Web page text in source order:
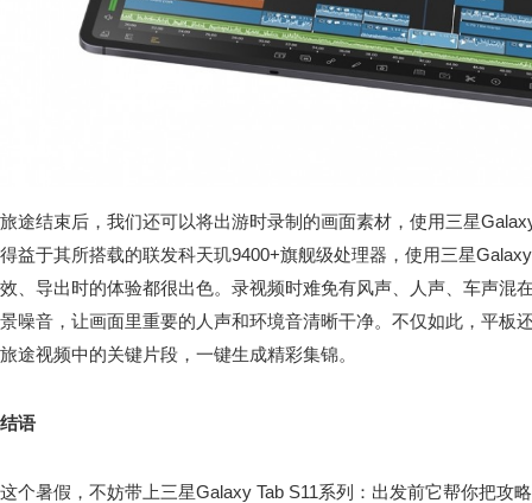
旅途结束后，我们还可以将出游时录制的画面素材，使用三星
得益于其所搭载的联发科天玑9400+旗舰级处理器，使用三星
效、导出时的体验都很出色。录视频时难免有风声、人声、车声混
景噪音，让画面里重要的人声和环境音清晰干净。不仅如此，平板
旅途视频中的关键片段，一键生成精彩集锦。
结语
这个暑假，不妨带上三星Galaxy Tab S11系列：出发前它帮你把攻